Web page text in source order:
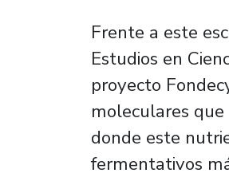
Frente a este
Estudios en
proyecto
moleculares
donde este
fermentativos